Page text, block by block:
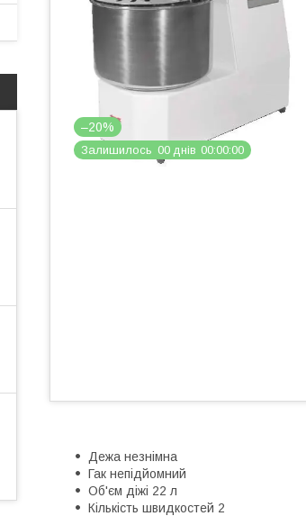
–20%
Залишилось 00 днів 00 00 00
Дежа незнімна
Гак непідйомний
Об'єм діжі 22 л
Кількість швидкостей 2